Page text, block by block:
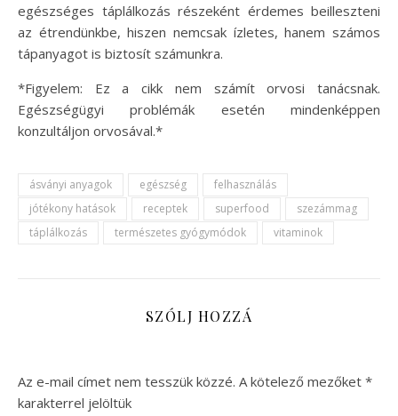
egészséges táplálkozás részeként érdemes beilleszteni
az étrendünkbe, hiszen nemcsak ízletes, hanem számos
tápanyagot is biztosít számunkra.
*Figyelem: Ez a cikk nem számít orvosi tanácsnak.
Egészségügyi problémák esetén mindenképpen
konzultáljon orvosával.*
ásványi anyagok egészség
felhasználás
jótékony hatások
receptek superfood
szezámmag
táplálkozás
természetes gyógymódok vitaminok
SZÓLJ HOZZÁ
Az e-mail címet nem tesszük közzé. A kötelező mezőket *
karakterrel jelöltük